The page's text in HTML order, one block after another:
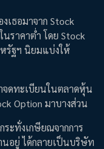
เธอมาจาก Stock
ราคาต่ำ โดย Stock
รัฐฯ นิยมแบ่งให้
จดทะเบียนในตลาดหุ้น
Option มาบางส่วน
ะทั่งเกษียณจากการ
อยู่ ได้กลายเป็นบริษัท